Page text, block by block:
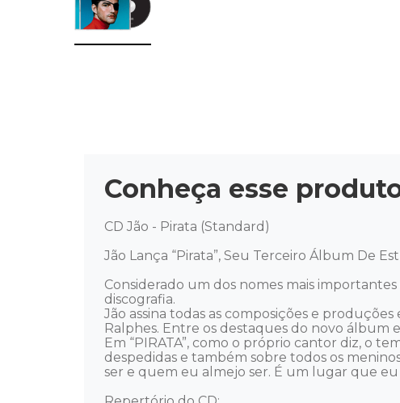
Conheça esse
CD Jão - Pirata (Standard)
Jão Lança “Pirata”, Seu Terceiro Álbum De
Considerado um dos nomes mais
discografia.
Jão assina todas as composições e
Ralphes. Entre os destaques do novo álbum
Em “PIRATA”, como o próprio cantor diz, o
despedidas e também sobre todos os
ser e quem eu almejo ser. É um lugar que eu